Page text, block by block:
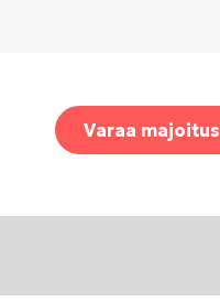
Varaa majoitus